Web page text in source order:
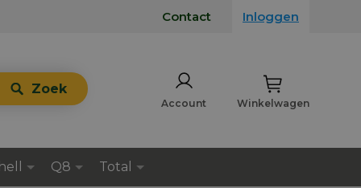
Contact Inloggen
Winkelwagen
Zoek
Account
Q8 Total